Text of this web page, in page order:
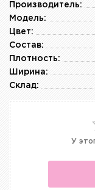
Производитель:
Модель:
Цвет:
Состав:
Плотность:
Ширина:
Склад:
У